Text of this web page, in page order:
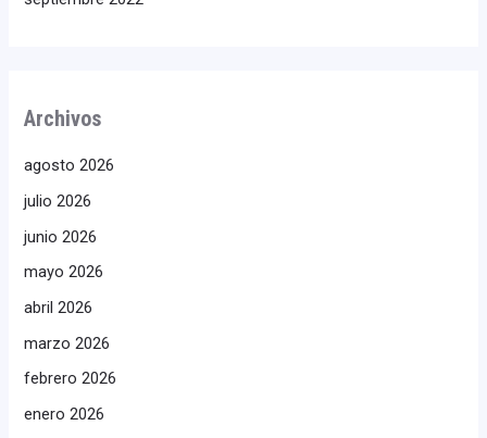
Archivos
agosto 2026
julio 2026
junio 2026
mayo 2026
abril 2026
marzo 2026
febrero 2026
enero 2026